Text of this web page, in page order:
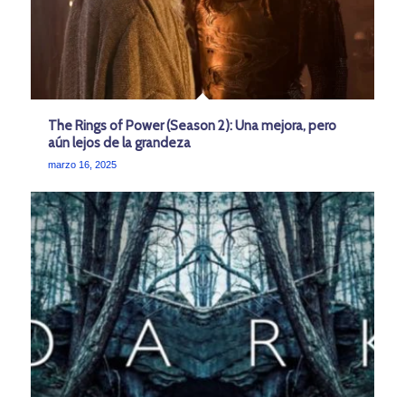
The Rings of Power (Season 2): Una mejora, pero
aún lejos de la grandeza
marzo 16, 2025